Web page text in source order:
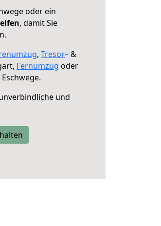
oder ein
, damit Sie
, Tresor– &
Fernumzug oder
und